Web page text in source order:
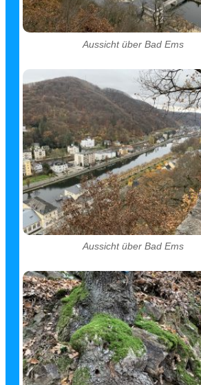
Aussicht über Bad Ems
Aussicht über Bad Ems